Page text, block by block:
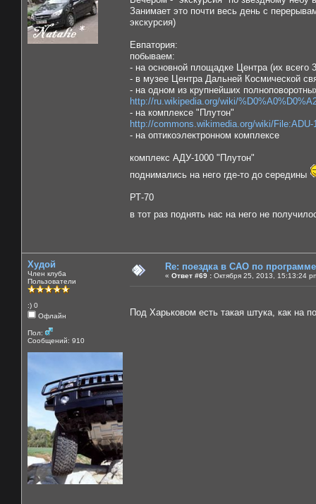
Занимает это почти весь день с
экскурсия)
Евпатория:
побываем:
- на основной площадке Центра (их всего
- в музее Центра Дальней Космической
- на одном из крупнейших
http://ru.wikipedia.org/wiki/
- на комплексе "Плутон"
http://commons.wikimedia.org/wiki/File:ADU-
- на оптикоэлектронном комплексе
комплекс АДУ-1000 "Плутон"
поднимались на него где-то до середины
РТ-70
в тот раз поднять нас на него не
Худой
Член клуба
Пользователи
:) 0
Офлайн
Пол:
Сообщений: 910
Re: поездка в САО по
« Ответ #69 : Октября 25, 2013, 15:13:24
Под Харьковом есть такая штука, как на